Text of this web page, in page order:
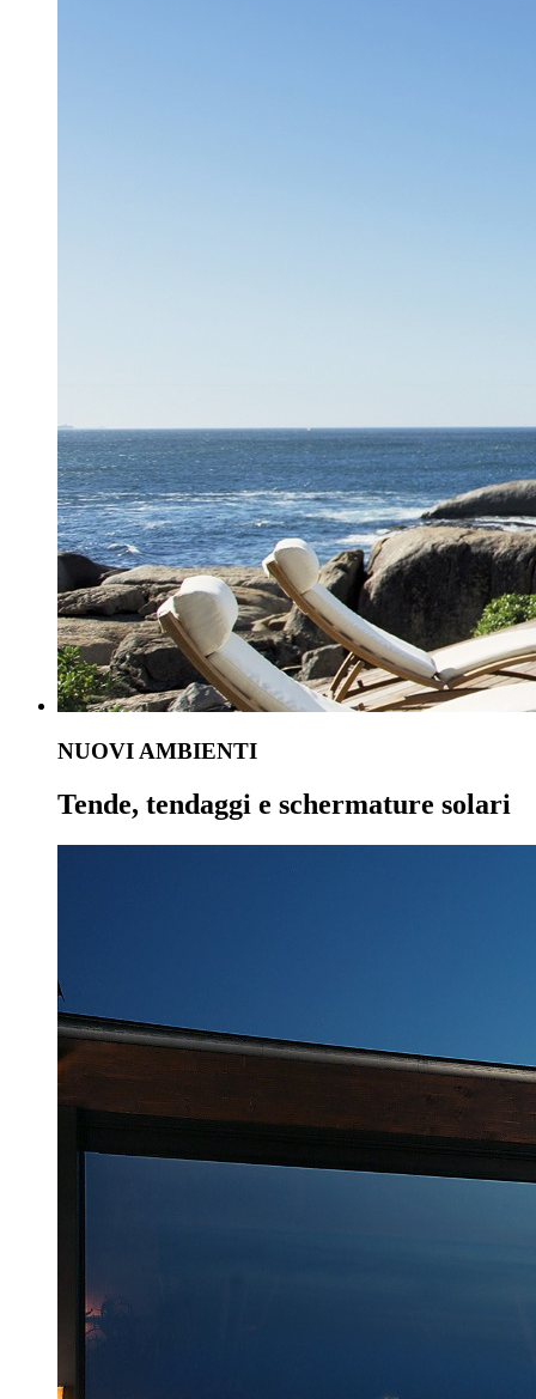
NUOVI AMBIENTI
Tende, tendaggi e schermature solari